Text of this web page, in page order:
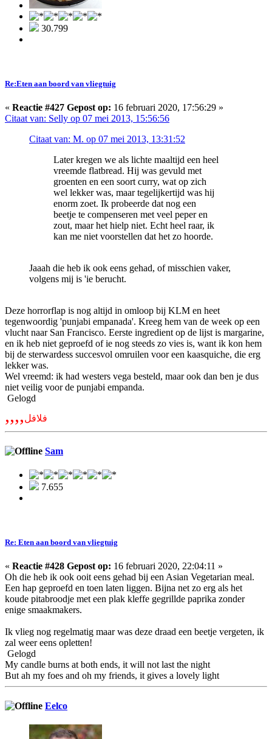
30.799
Re:Eten aan boord van vliegtuig
« Reactie #427 Gepost op: 16 februari 2020, 17:56:29 »
Citaat van: Selly op 07 mei 2013, 15:56:56
Citaat van: M. op 07 mei 2013, 13:31:52
Later kregen we als lichte maaltijd een heel
vreemde flatbread. Hij was gevuld met
groenten en een soort curry, wat op zich
wel lekker was, maar tegelijkertijd was hij
enorm zoet. Ik probeerde dat nog een
beetje te compenseren met veel peper en
zout, maar het hielp niet. Echt heel raar, ik
kan me niet voorstellen dat het zo hoorde.
Jaaah die heb ik ook eens gehad, of misschien vaker,
volgens mij is 'ie berucht.
Deze horrorflap is nog altijd in omloop bij KLM en heet
tegenwoordig 'punjabi empanada'. Kreeg hem van de week op een
vlucht naar San Francisco. Eerste ingredient op de lijst is margarine,
en ik heb niet geproefd of ie nog steeds zo vies is, want ik kon hem
bij de sterwardess succesvol omruilen voor een kaasquiche, die erg
lekker was.
Wel vreemd: ik had westers vega besteld, maar ook dan ben je dus
niet veilig voor de punjabi empanda.
Gelogd
,,,,فلافل
Sam
7.655
Re: Eten aan boord van vliegtuig
« Reactie #428 Gepost op: 16 februari 2020, 22:04:11 »
Oh die heb ik ook ooit eens gehad bij een Asian Vegetarian meal.
Een hap geproefd en toen laten liggen. Bijna net zo erg als het
koude pitabroodje met een plak kleffe gegrillde paprika zonder
enige smaakmakers.
Ik vlieg nog regelmatig maar was deze draad een beetje vergeten, ik
zal weer eens opletten!
Gelogd
My candle burns at both ends, it will not last the night
But ah my foes and oh my friends, it gives a lovely light
Eelco